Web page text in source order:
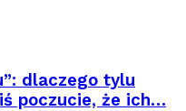
dlaczego tylu
poczucie, że ich…